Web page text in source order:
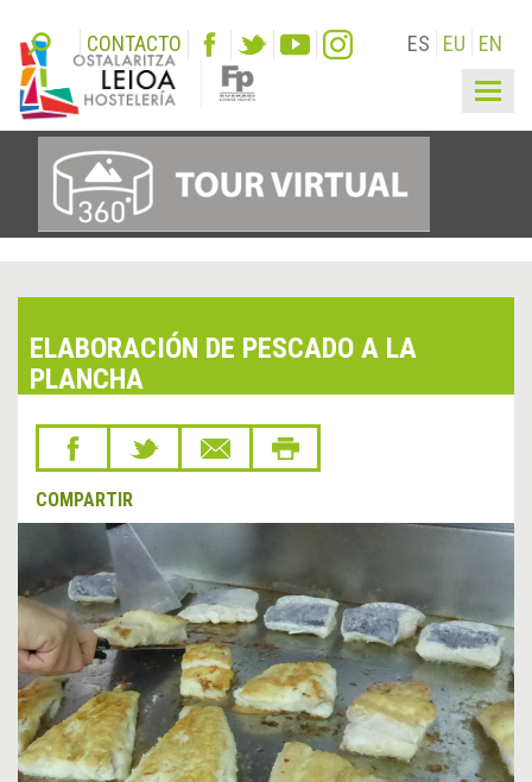
CONTACTO ES EU EN
ELABORACIÓN DE PESCADO A LA
PLANCHA
COMPARTIR